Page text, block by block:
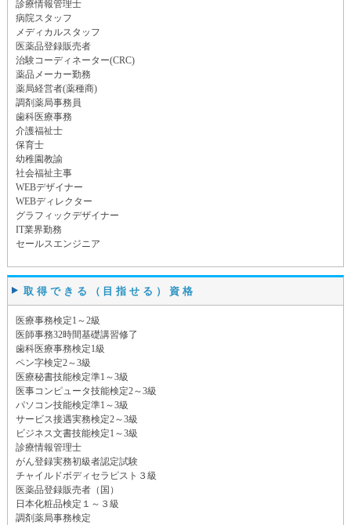
診療情報管理士
病院スタッフ
メディカルスタッフ
医薬品登録販売者
治験コーディネーター(CRC)
薬品メーカー勤務
薬局経営者(薬種商)
調剤薬局事務員
歯科医療事務
介護福祉士
保育士
幼稚園教諭
社会福祉主事
WEBデザイナー
WEBディレクター
グラフィックデザイナー
IT業界勤務
セールスエンジニア
取得できる（目指せる）資格
医療事務検定1～2級
医師事務32時間基礎講習修了
歯科医療事務検定1級
ペン字検定2～3級
医療秘書技能検定準1～3級
医事コンピュータ技能検定2～3級
パソコン技能検定準1～3級
サービス接遇実務検定2～3級
ビジネス文書技能検定1～3級
診療情報管理士
がん登録実務初級者認定試験
チャイルドボディセラピスト３級
医薬品登録販売者（国）
日本化粧品検定１～３級
調剤薬局事務検定